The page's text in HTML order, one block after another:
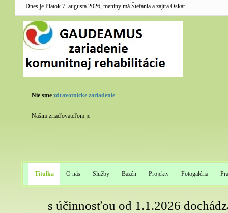
Dnes je Piatok 7. augusta 2026, meniny má Štefánia a zajtra Oskár.
Nie sme zdravotnícke zariadenie
Našim zriaďovateľom je
Titulka O nás Služby Bazén Projekty Fotogaléria
s účinnosťou od 1.1.2026